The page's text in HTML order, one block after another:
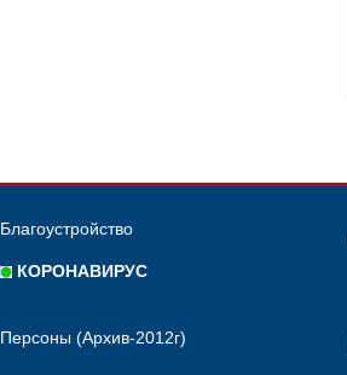
Благоустройство
КОРОНАВИРУС
Персоны (Архив-2012г)